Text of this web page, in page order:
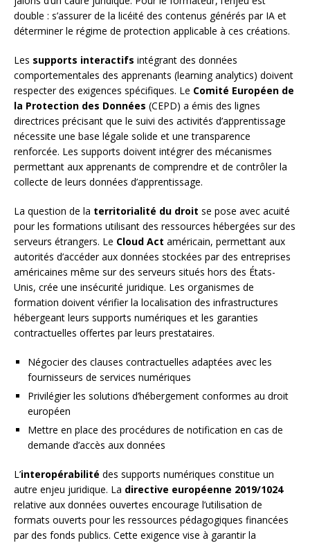
double : s’assurer de la licéité des contenus générés par IA et
déterminer le régime de protection applicable à ces créations.
Les supports interactifs intégrant des données
comportementales des apprenants (learning analytics) doivent
respecter des exigences spécifiques. Le Comité Européen de
la Protection des Données (CEPD) a émis des lignes
directrices précisant que le suivi des activités d’apprentissage
nécessite une base légale solide et une transparence
renforcée. Les supports doivent intégrer des mécanismes
permettant aux apprenants de comprendre et de contrôler la
collecte de leurs données d’apprentissage.
La question de la territorialité du droit se pose avec acuité
pour les formations utilisant des ressources hébergées sur des
serveurs étrangers. Le Cloud Act américain, permettant aux
autorités d’accéder aux données stockées par des entreprises
américaines même sur des serveurs situés hors des États-
Unis, crée une insécurité juridique. Les organismes de
formation doivent vérifier la localisation des infrastructures
hébergeant leurs supports numériques et les garanties
contractuelles offertes par leurs prestataires.
Négocier des clauses contractuelles adaptées avec les
fournisseurs de services numériques
Privilégier les solutions d’hébergement conformes au droit
européen
Mettre en place des procédures de notification en cas de
demande d’accès aux données
L’interopérabilité des supports numériques constitue un
autre enjeu juridique. La directive européenne 2019/1024
relative aux données ouvertes encourage l’utilisation de
formats ouverts pour les ressources pédagogiques financées
par des fonds publics. Cette exigence vise à garantir la